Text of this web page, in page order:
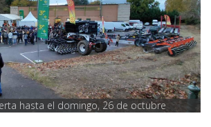
hasta el domingo, 26 de octubre